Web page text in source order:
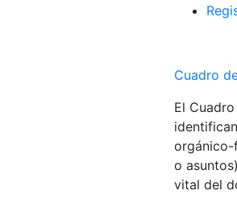
Cuadro
El
orgánico-
o
vital del